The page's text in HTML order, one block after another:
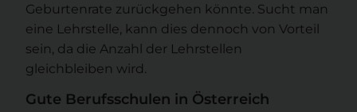
Geburtenrate zurückgehen könnte. Sucht man
eine Lehrstelle, kann dies dennoch von Vorteil
sein, da die Anzahl der Lehrstellen
gleichbleiben wird.
Gute Berufsschulen in Österreich